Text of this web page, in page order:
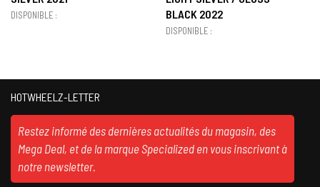
DISPONIBLE :
BLACK 2022
DISPONIBLE :
HOTWHEELZ-LETTER
Restez informé des dernières actualités du magasin, des
Mega Deal, et de la marque Specialized en vous inscrivant à
notre newsletter.